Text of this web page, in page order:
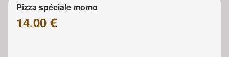
Pizza spéciale momo
14.00 €